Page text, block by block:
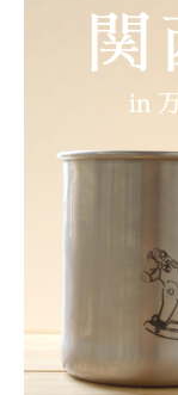
シルクスクリーン
無地素材
文房具